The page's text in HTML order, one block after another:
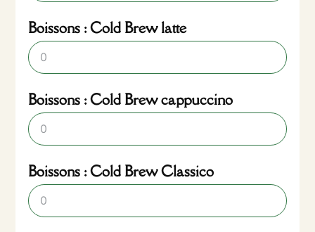
Boissons : Cold Brew latte
Boissons : Cold Brew cappuccino
Boissons : Cold Brew Classico